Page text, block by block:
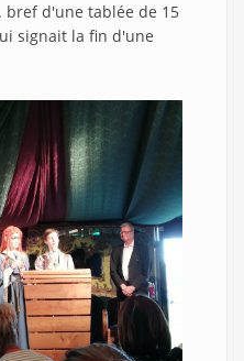
bref d'une tablée de 15
signait la fin d'une